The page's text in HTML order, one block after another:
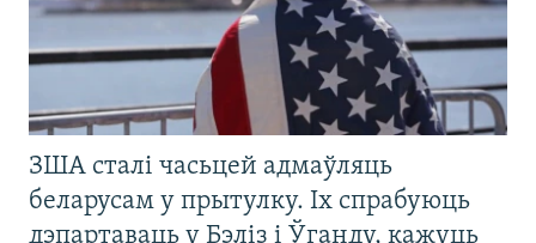
ЗША сталі часьцей адмаўляць
беларусам у прытулку. Іх спрабуюць
дэпартаваць у Бэліз і Ўганду, кажуць